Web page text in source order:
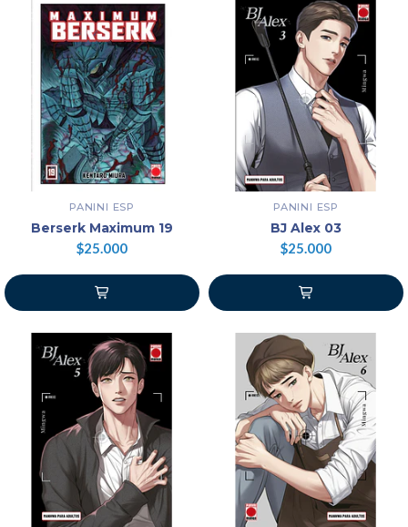
PANINI ESP
Berserk Maximum 19
$25.000
PANINI ESP
BJ Alex 03
$25.000